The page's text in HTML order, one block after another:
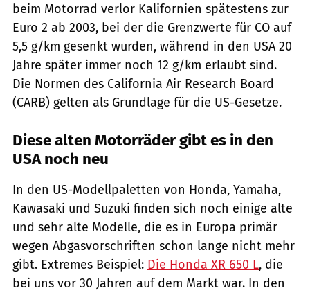
beim Motorrad verlor Kalifornien spätestens zur
Euro 2 ab 2003, bei der die Grenzwerte für CO auf
5,5 g/km gesenkt wurden, während in den USA 20
Jahre später immer noch 12 g/km erlaubt sind.
Die Normen des California Air Research Board
(CARB) gelten als Grundlage für die US-Gesetze.
Diese alten Motorräder gibt es in den
USA noch neu
In den US-Modellpaletten von Honda, Yamaha,
Kawasaki und Suzuki finden sich noch einige alte
und sehr alte Modelle, die es in Europa primär
wegen Abgasvorschriften schon lange nicht mehr
gibt. Extremes Beispiel: Die Honda XR 650 L, die
bei uns vor 30 Jahren auf dem Markt war. In den